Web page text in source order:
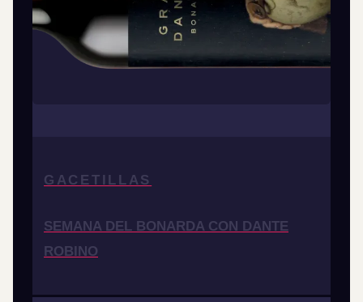
GACETILLAS
SEMANA DEL BONARDA CON DANTE
ROBINO